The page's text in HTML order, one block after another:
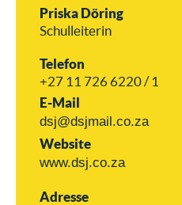
Priska Döring
Schulleiterin
Telefon
+27 11 726 6220 / 1
E-Mail
dsj@dsjmail.co.za
Website
www.dsj.co.za
Adresse